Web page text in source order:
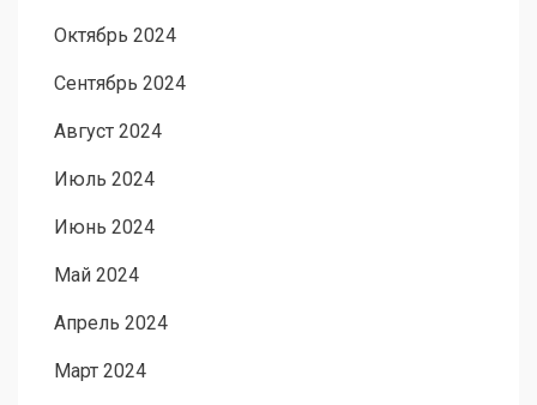
Октябрь 2024
Сентябрь 2024
Август 2024
Июль 2024
Июнь 2024
Май 2024
Апрель 2024
Март 2024